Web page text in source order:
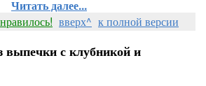
Читать далее...
вверх^ к полной версии
выпечки с клубникой и